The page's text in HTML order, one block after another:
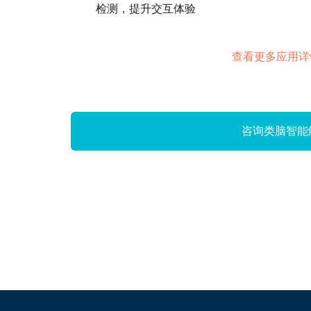
检测，提升交互体验
查看更多应用
咨询类脑智